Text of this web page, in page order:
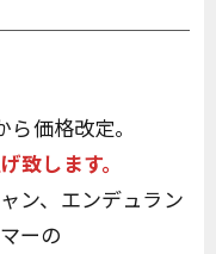
価格改定。
致します。
ン、エンデュラン
ーの